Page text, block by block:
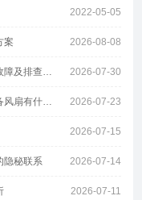
2022-05-05
2026-08-08
案
2026-07-30
直流散热风扇厂家分享：直流散热风扇常见故障及排查方案
2026-07-23
散热风扇场景选型指南：消费电子和工业设备风扇有什么区别
2026-07-15
2026-07-14
隐秘联系
2026-07-11